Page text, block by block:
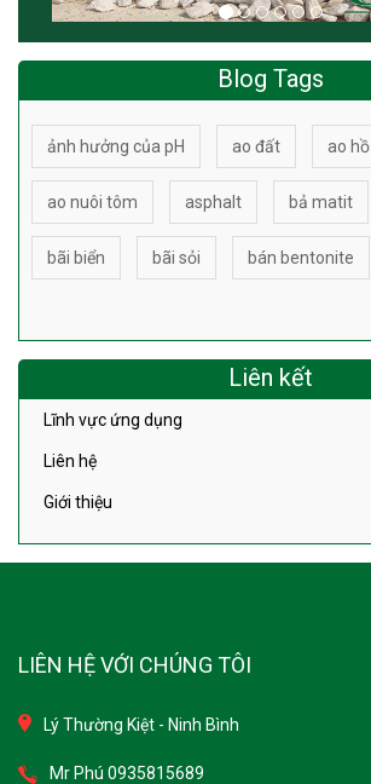
Blog Tags
ảnh hưởng của pH ao đất ao hồ
ao nuôi tôm asphalt bả matit
bãi biển bãi sỏi bán bentonite
Liên kết
Lĩnh vực ứng dụng
Liên hệ
Giới thiệu
LIÊN HỆ VỚI CHÚNG TÔI
Lý Thường Kiệt - Ninh Bình
Mr Phú 0935815689